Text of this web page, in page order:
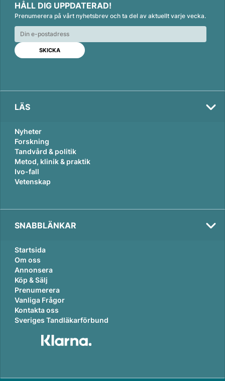
n
k
e
d
n
c
e
b
o
o
k
a
i
l
HÅLL DIG UPPDATERAD!
Prenumerera på vårt nyhetsbrev och ta del av aktuellt varje vecka.
LÄS
Nyheter
Forskning
Tandvård & politik
Metod, klinik & praktik
Ivo-fall
Vetenskap
SNABBLÄNKAR
Startsida
Om oss
Annonsera
Köp & Sälj
Prenumerera
Vanliga Frågor
Kontakta oss
Sveriges Tandläkarförbund